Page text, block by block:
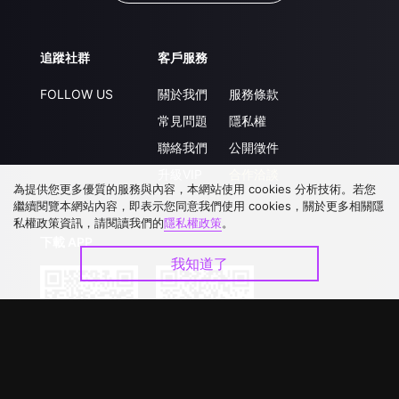
追蹤社群
FOLLOW US
客戶服務
關於我們
常見問題
聯絡我們
服務條款
隱私權
公開徵件
為提供您更多優質的服務與內容，本網站使用 cookies 分析技術。若您
繼續閱覽本網站內容，即表示您同意我們使用 cookies，關於更多相關隱
私權政策資訊，請閱讀我們的隱私權政策。
我知道了